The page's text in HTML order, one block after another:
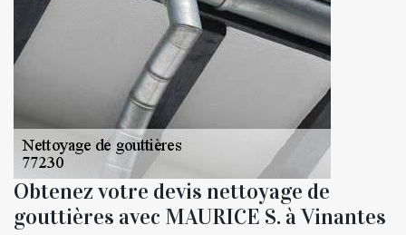
Obtenez votre devis nettoyage de
gouttières avec MAURICE S. à Vinantes